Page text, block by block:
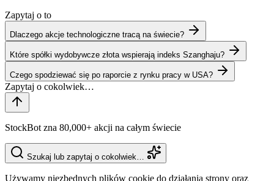
Zapytaj o to
Dlaczego akcje technologiczne tracą na świecie?
Które spółki wydobywcze złota wspierają indeks Szanghaju?
Czego spodziewać się po raporcie z rynku pracy w USA?
StockBot zna 80,000+ akcji na całym świecie
Szukaj lub zapytaj o cokolwiek…
Używamy niezbędnych plików cookie do działania strony oraz